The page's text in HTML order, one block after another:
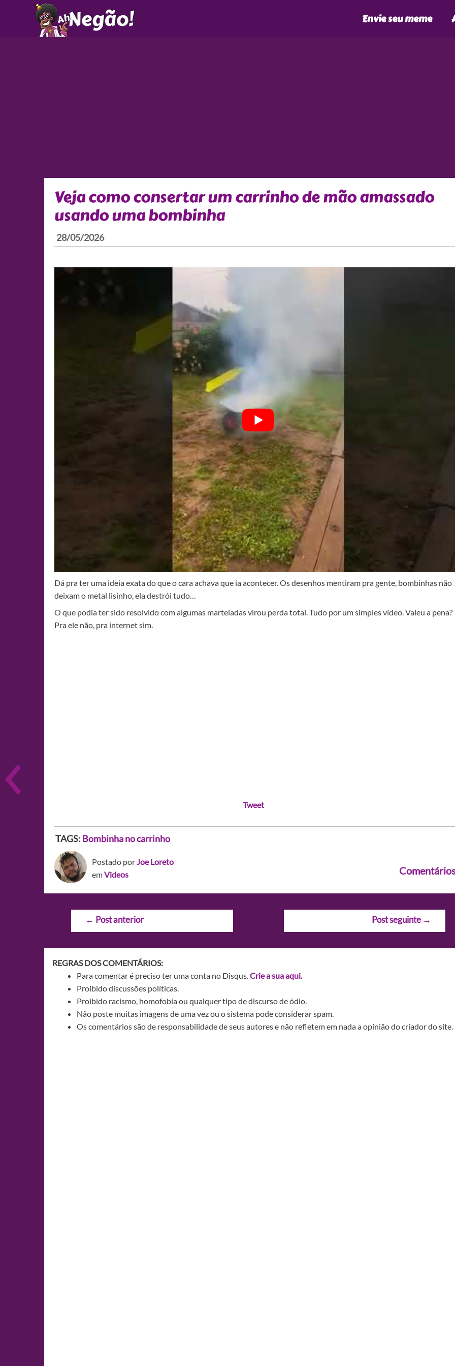
Envie seu meme
Veja como consertar um carrinho de mão amassado
usando uma bombinha
28/05/2026
Dá pra ter uma ideia exata do que o cara achava que ia acontecer. Os desenhos mentiram pra gente, bombinhas não
deixam o metal lisinho, ela destrói tudo…
O que podia ter sido resolvido com algumas marteladas virou perda total. Tudo por um simples vídeo. Valeu a pena?
Pra ele não, pra internet sim.
Tweet
TAGS: Bombinha no carrinho
Postado porJoe Loreto
emVideos
Navegação
← Post anterior Post seguinte →
REGRAS DOS COMENTÁRIOS:
Para comentar é preciso ter uma conta no Disqus.Crie a sua aqui.
Proibido discussões políticas.
Proibido racismo, homofobia ou qualquer tipo de discurso de ódio.
Não poste muitas imagens de uma vez ou o sistema pode considerar spam.
Os comentários são de responsabilidade de seus autores e não refletem em nada a opinião do criador do site.